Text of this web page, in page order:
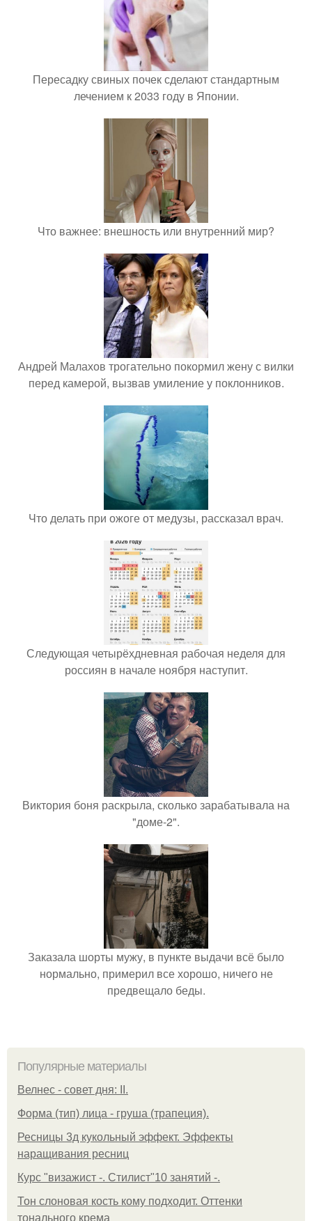
Пересадку свиных почек сделают стандартным
лечением к 2033 году в Японии.
Что важнее: внешность или внутренний мир?
Андрей Малахов трогательно покормил жену с вилки
перед камерой, вызвав умиление у поклонников.
Что делать при ожоге от медузы, рассказал врач.
Следующая четырёхдневная рабочая неделя для
россиян в начале ноября наступит.
Виктория боня раскрыла, сколько зарабатывала на
"доме-2".
Заказала шорты мужу, в пункте выдачи всё было
нормально, примерил все хорошо, ничего не
предвещало беды.
Популярные материалы
Велнес - совет дня: II.
Форма (тип) лица - груша (трапеция).
Ресницы 3д кукольный эффект. Эффекты
наращивания ресниц
Курс "визажист -. Стилист"10 занятий -.
Тон слоновая кость кому подходит. Оттенки
тонального крема